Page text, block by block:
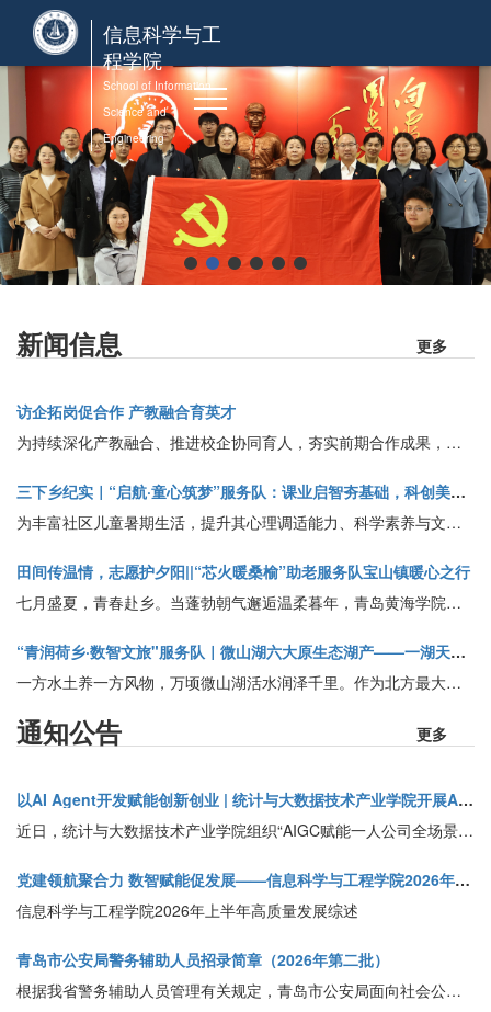
信息科学与工
程学院
School of Information
Science and
Engineering
新闻信息 更多
访企拓岗促合作 产教融合育英才
为持续深化产教融合、推进校企协同育人，夯实前期合作成果，拓宽人工智能专业人才培养、实习就业及科研创新渠道，2026年8月3日，青岛黄海学院合作发展处处长助理庄伟、信息科学与工程学院副院长孙守强、人工智能系主任王晓辉一行专程走访山东极视角科技股份有限公司，开展深度校企合作交流。山东极视角科技股份有限公司总经理王道林热情接待校方代表团，双方围绕已有合作基础复盘总结、聚焦全新合作方向精准磋商，推动校企合作走深走实。
三下乡纪实｜“启航·童心筑梦”服务队：课业启智夯基础，科创美育润童心
为丰富社区儿童暑期生活，提升其心理调适能力、科学素养与文化认同，信息科学与工程学院“启航?童心筑梦”三下乡志愿服务队持续扎根黄岛区九顶山社区公益课堂，活动第八、九天，团队延续课业辅导基础，开设趣味音乐、网络安全、趣味泡泡机、童绘资源社区图，火眼金睛辩AI、黏土冰箱贴等多元特色课程，融美育、安全教育、科创实践、手工创作于一体，在欢乐互动中丰富孩子们暑期生活，筑牢安全意识，培育审美与创新思维。
田间传温情，志愿护夕阳||“芯火暖桑榆”助老服务队宝山镇暖心之行
七月盛夏，青春赴乡。当蓬勃朝气邂逅温柔暮年，青岛黄海学院信息科学与工程学院“芯火暖桑榆”助老服务队奔赴乡间，以青春力量护航银发生活，以热忱践行初心，以陪伴温暖桑榆，在乡村大地开启一场暖心助老之旅。
“青润荷乡·数智文旅"服务队｜微山湖六大原生态湖产——一湖天然馈赠，千年渔家匠心
一方水土养一方风物，万顷微山湖活水润泽千里。作为北方最大的淡水湖、国家级生态湿地保护区，微山湖得天独厚的优质水域、温润气候与洁净水土，孕育出无数原生态地道湖鲜。千百年来，湖畔渔家依水而生、循时而作，代代传承古法技艺，不添速成、不扰本味，将湖光月色与四时风物揉进每一味特产之中。今天，就带大家走进微山湖，解锁藏在运河水乡里的千年烟火与地道风味。
通知公告 更多
以AI Agent开发赋能创新创业 | 统计与大数据技术产业学院开展AIGC赋能“一人公司”全场景应用实践活动
近日，统计与大数据技术产业学院组织“AIGC赋能一人公司全场景应用工作室”成员开展AI Agent软件开发学习实践活动。
党建领航聚合力 数智赋能促发展——信息科学与工程学院2026年上半年高质量发展综述
信息科学与工程学院2026年上半年高质量发展综述
青岛市公安局警务辅助人员招录简章（2026年第二批）
根据我省警务辅助人员管理有关规定，青岛市公安局面向社会公开招录警务辅助人员